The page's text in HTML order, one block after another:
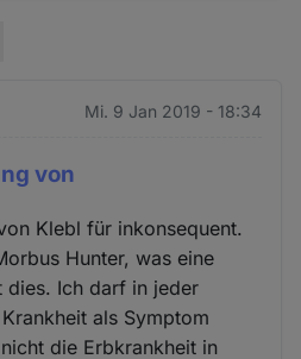
Mi. 9 Jan 2019 - 18:34
von
Klebl für inkonsequent.
Hunter, was eine
dies. Ich darf in jeder
als Symptom
die Erbkrankheit in